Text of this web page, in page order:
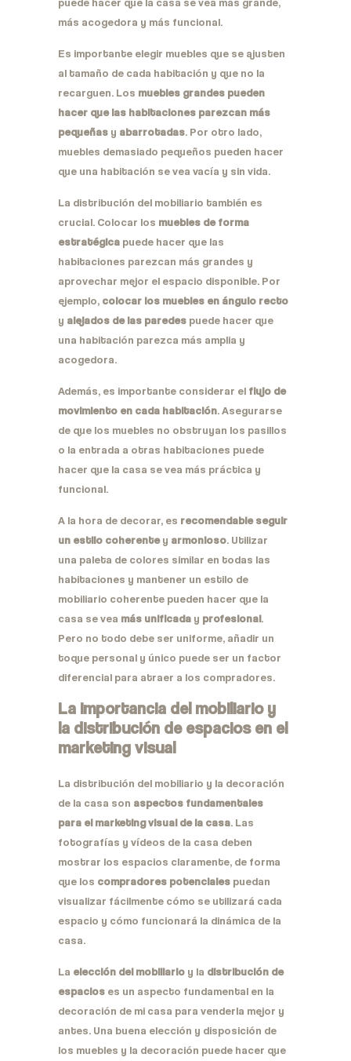
más acogedora y más funcional.
Es importante elegir muebles que se ajusten
al tamaño de cada habitación y que no la
recarguen. Los muebles grandes pueden
hacer que las habitaciones parezcan más
pequeñas y abarrotadas. Por otro lado,
muebles demasiado pequeños pueden hacer
que una habitación se vea vacía y sin vida.
La distribución del mobiliario también es
crucial. Colocar los muebles de forma
estratégica puede hacer que las
habitaciones parezcan más grandes y
aprovechar mejor el espacio disponible. Por
ejemplo, colocar los muebles en ángulo recto
y alejados de las paredes puede hacer que
una habitación parezca más amplia y
acogedora.
Además, es importante considerar el flujo de
movimiento en cada habitación. Asegurarse
de que los muebles no obstruyan los pasillos
o la entrada a otras habitaciones puede
hacer que la casa se vea más práctica y
funcional.
A la hora de decorar, es recomendable seguir
un estilo coherentey armonioso. Utilizar
una paleta de colores similar en todas las
habitaciones y mantener un estilo de
mobiliario coherente pueden hacer que la
casa se vea más unificada y profesional.
Pero no todo debe ser uniforme, añadir un
toque personal y único puede ser un factor
diferencial para atraer a los compradores.
La importancia del mobiliario y
la distribución de espacios en el
marketing visual
La distribución del mobiliario y la decoración
de la casa son aspectos fundamentales
para el marketing visual de la casa. Las
fotografías y vídeos de la casa deben
mostrar los espacios claramente, de forma
que los compradores potenciales puedan
visualizar fácilmente cómo se utilizará cada
espacio y cómo funcionará la dinámica de la
casa.
La elección del mobiliario y la distribución de
espacios es un aspecto fundamental en la
decoración de mi casa para venderla mejor y
antes. Una buena elección y disposición de
los muebles y la decoración puede hacer que